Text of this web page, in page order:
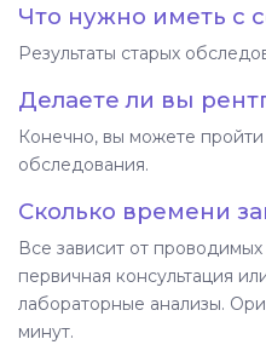
Что нужно иметь с
Результаты старых
Делаете ли вы
Конечно, вы можете
обследования.
Сколько времени
Все зависит от
первичная консультация
лабораторные анализы.
минут.